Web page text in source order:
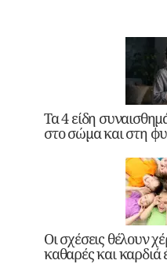
Τα 4 είδη
στο σώμα και στη
Οι σχέσεις θέλουν
καθαρές και καρδιά